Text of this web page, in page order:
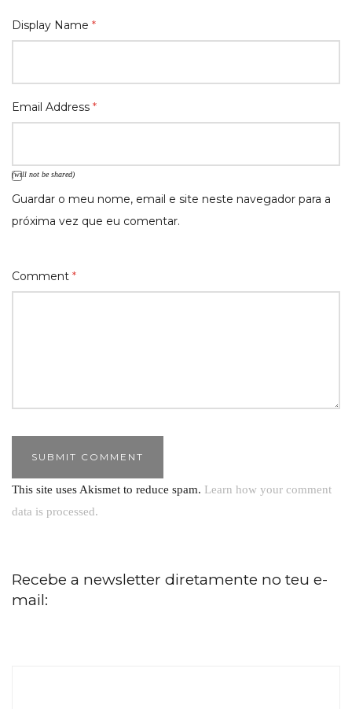
Display Name *
Email Address *
(will not be shared)
Guardar o meu nome, email e site neste navegador para a
próxima vez que eu comentar.
Comment *
This site uses Akismet to reduce spam. Learn how your comment
data is processed.
Recebe a newsletter diretamente no teu e-
mail: